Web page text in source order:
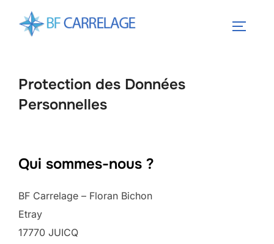
Protection des Données
Personnelles
Qui sommes-nous ?
BF Carrelage – Floran Bichon
Etray
17770 JUICQ